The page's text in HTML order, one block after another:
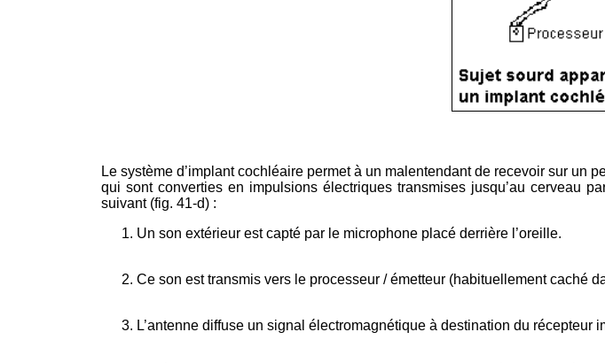
Le système d’implant cochléaire permet à un malentendant de recevoir sur un
qui sont converties en impulsions électriques transmises jusqu’au cerveau
suivant (fig. 41-d) :
Un son extérieur est capté par le microphone placé derrière l’oreille.
Ce son est transmis vers le processeur / émetteur (habituellement caché
L’antenne diffuse un signal électromagnétique à destination du récepteur